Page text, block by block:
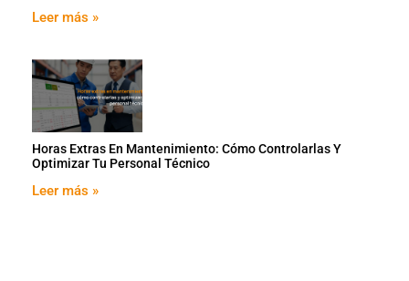
Leer más »
Horas Extras En Mantenimiento: Cómo Controlarlas Y
Optimizar Tu Personal Técnico
Leer más »